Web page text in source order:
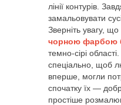
лінії контурів.
замальовувати
Зверніть увагу, що
чорною фарбою
темно-сірі
спеціально, щоб
вперше, могли
спочатку їх —
простіше